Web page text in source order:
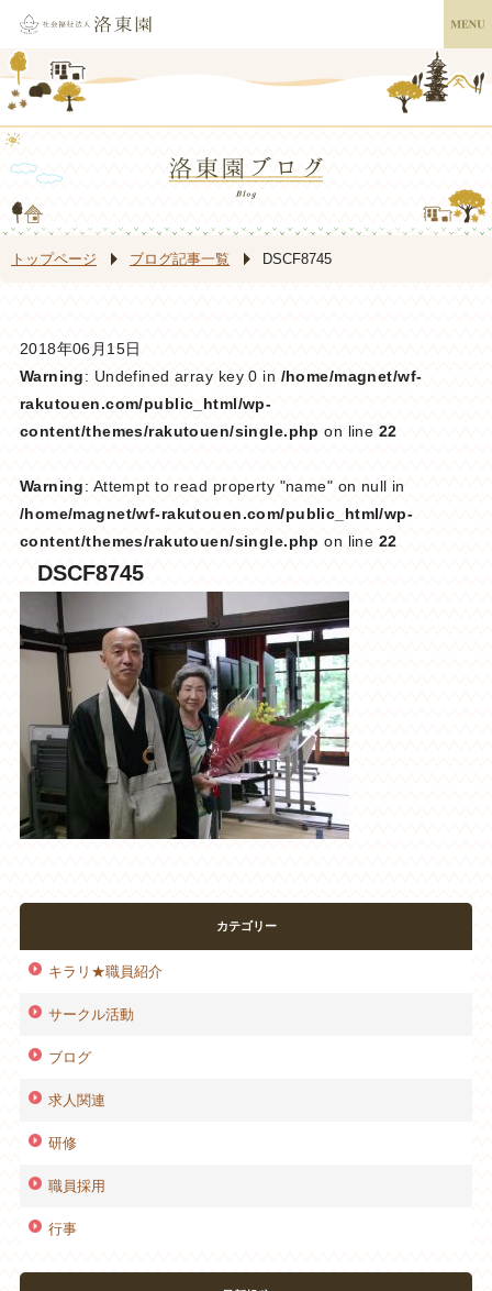
トップページ ブログ記事一覧 DSCF8745
2018年06月15日
Warning: Undefined array key 0 in /home/magnet/wf-
rakutouen.com/public_html/wp-
content/themes/rakutouen/single.php on line 22
Warning: Attempt to read property "name" on null in
/home/magnet/wf-rakutouen.com/public_html/wp-
content/themes/rakutouen/single.php on line 22
DSCF8745
カテゴリー
キラリ★職員紹介
サークル活動
ブログ
求人関連
研修
職員採用
行事